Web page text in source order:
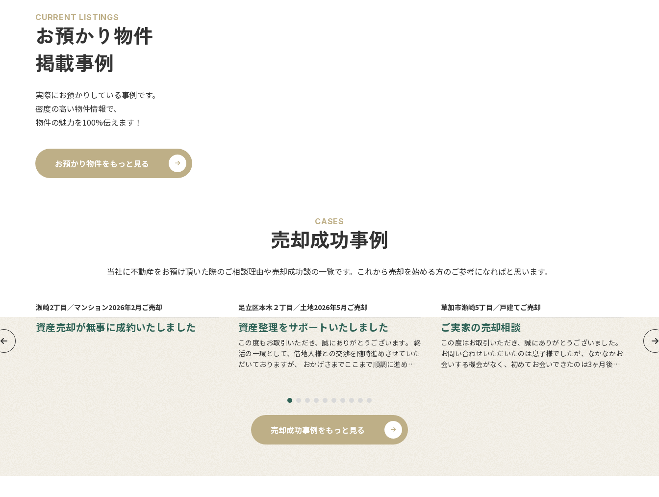
CURRENT LISTINGS
お預かり物件
掲載事例
実際にお預かりしている事例です。
密度の高い物件情報で、
物件の魅力を100%伝えます！
お預かり物件をもっと見る
CASES
売却成功事例
当社に不動産をお預け頂いた際のご相談理由や売却成功談の一覧です。これから売却を始める方のご参考になればと思います。
売
瀬崎2丁目／マンション2026年2月ご売却
資産売却が無事に成約いたしました
足立区本木２丁目／土地2026年5月ご売却
資産整理をサポートいたしました
この度もお取引いただき、誠にありがとうございます。 終
活の一環として、借地人様との交渉を随時進めさせていた
だいておりますが、 おかげさまでここまで順調に進める
草加市瀬崎5丁目／戸建てご売却
ご実家の売却相談
この度はお取引いただき、誠にありがとうございました。
お問い合わせいただいたのは息子様でしたが、なかなかお
会いする機会がなく、初めてお会いできたのは3ヶ月後で
この
動
売却成功事例をもっと見る